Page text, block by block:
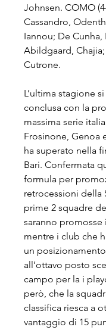
Johnsen. COMO
Cassandro,
Iannou; De Cunha,
Abildgaard, Chajia;
Cutrone.
L’ultima stagione
conclusa con la
massima serie
Frosinone, Genoa
ha superato nella
Bari. Confermata
formula per
retrocessioni della
prime 2 squadre
saranno promosse
mentre i club che
un
all’ottavo posto
campo per la i
però, che la
classifica riesca a
vantaggio di 15